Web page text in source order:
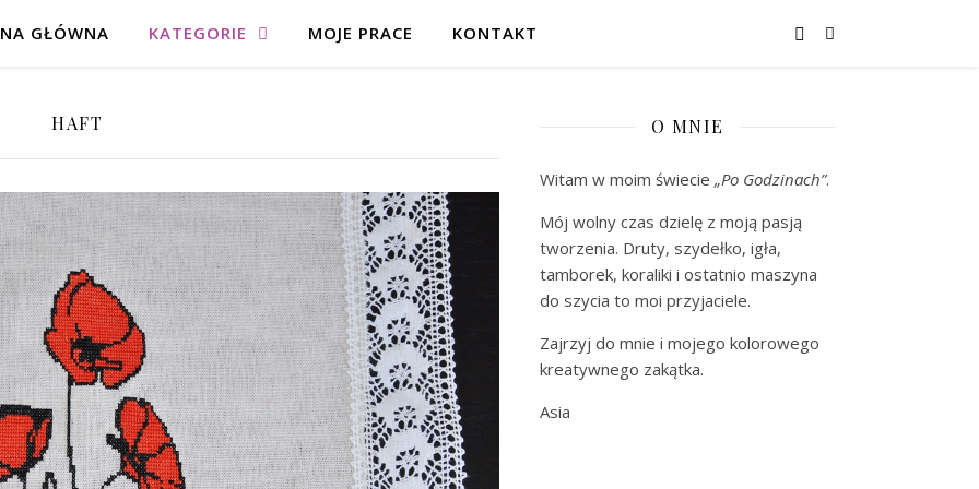
GŁÓWNA KATEGORIE MOJE PRACE KONTAKT
HAFT O MNIE
Witam w moim świecie „Po Godzinach”.
Mój wolny czas dzielę z moją pasją
tworzenia. Druty, szydełko, igła,
tamborek, koraliki i ostatnio maszyna
do szycia to moi przyjaciele.
Zajrzyj do mnie i mojego kolorowego
kreatywnego zakątka.
Asia